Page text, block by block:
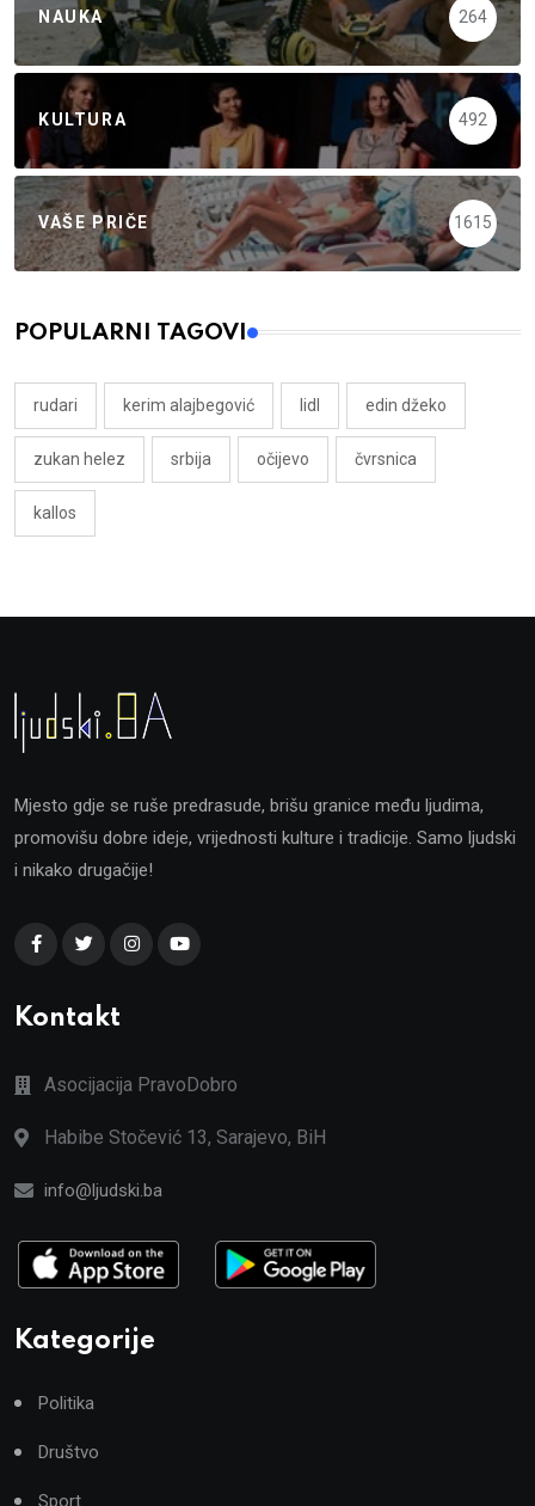
NAUKA 264
KULTURA 492
VAŠE PRIČE 1615
POPULARNI TAGOVI
rudari kerim alajbegović lidl edin džeko
zukan helez srbija očijevo čvrsnica
kallos
Mjesto gdje se ruše predrasude, brišu granice među ljudima,
promovišu dobre ideje, vrijednosti kulture i tradicije. Samo ljudski
i nikako drugačije!
Kontakt
Asocijacija PravoDobro
Habibe Stočević 13, Sarajevo, BiH
info@ljudski.ba
Kategorije
Politika
Društvo
Sport